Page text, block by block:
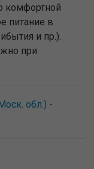
комфортной
питание в
и пр.).
при
обл.) -